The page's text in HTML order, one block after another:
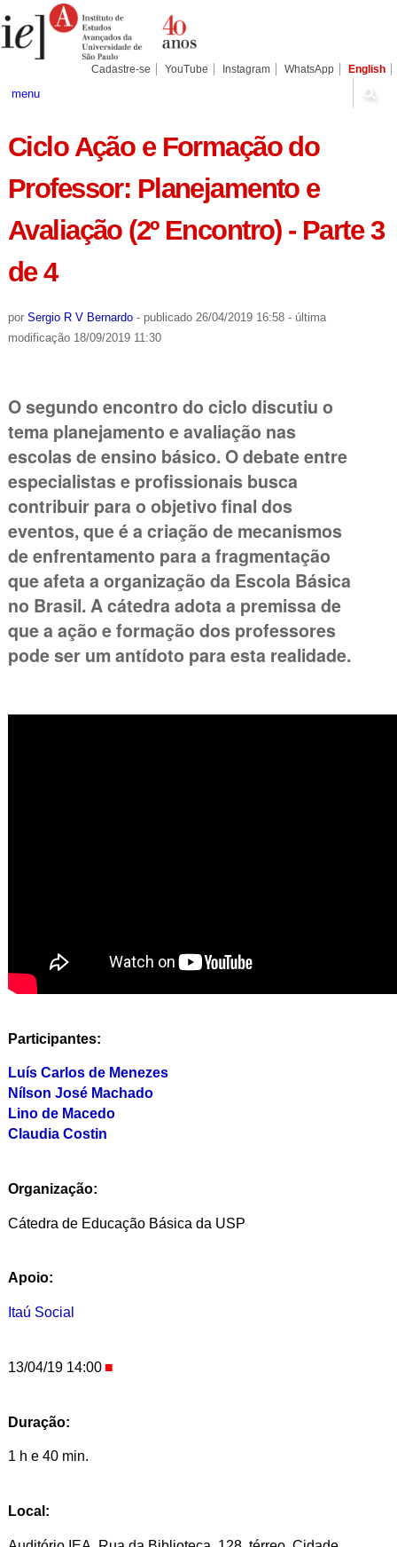
para
conteúdo.
Pessoais
Cadastre-se YouTube Instagram WhatsApp English
menu
Ciclo Ação e Formação do
Professor: Planejamento e
Avaliação (2º Encontro) - Parte 3
de 4
por Sergio R V Bernardo - publicado26/04/2019 16:58 - última
modificação18/09/2019 11:30
O segundo encontro do ciclo discutiu o
tema planejamento e avaliação nas
escolas de ensino básico. O debate entre
especialistas e profissionais busca
contribuir para o objetivo final dos
eventos, que é a criação de mecanismos
de enfrentamento para a fragmentação
que afeta a organização da Escola Básica
no Brasil. A cátedra adota a premissa de
que a ação e formação dos professores
pode ser um antídoto para esta realidade.
Participantes:
Luís Carlos de Menezes
Nílson José Machado
Lino de Macedo
Claudia Costin
Organização:
Cátedra de Educação Básica da USP
Apoio:
Itaú Social
13/04/19 14:00
Duração:
1 h e 40 min.
Local: